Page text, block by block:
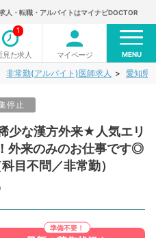
人・転職・アルバイトはマイナビDOCTOR
見た求人
1
マイページ MENU
非常勤(アルバイト)医師求人 愛知県
停止
少な漢方外来★人気エリ
外来のみのお仕事です◎
目不問／非常勤）